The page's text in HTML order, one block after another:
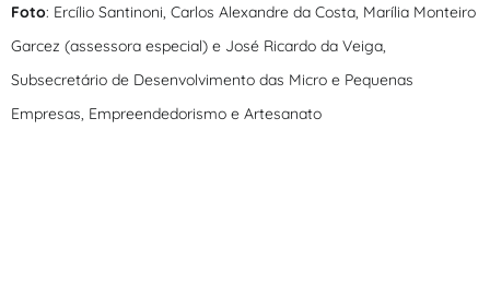
Foto: Ercílio Santinoni, Carlos Alexandre da Costa, Marília Monteiro
Garcez (assessora especial) e José Ricardo da Veiga,
Subsecretário de Desenvolvimento das Micro e Pequenas
Empresas, Empreendedorismo e Artesanato